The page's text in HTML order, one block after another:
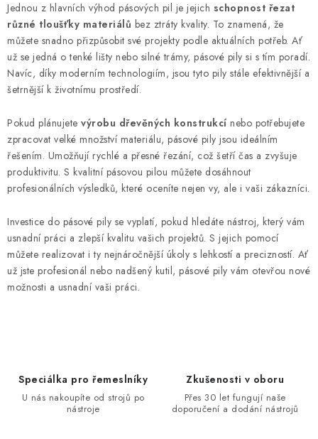
ý
p
i
s
u
Jednou z hlavních výhod pásových pil je jejich schopnost řezat
různé tloušťky materiálů bez ztráty kvality. To znamená, že
můžete snadno přizpůsobit své projekty podle aktuálních potřeb. Ať
už se jedná o tenké lišty nebo silné trámy, pásové pily si s tím poradí.
Navíc, díky moderním technologiím, jsou tyto pily stále efektivnější a
šetrnější k životnímu prostředí.
Pokud plánujete výrobu dřevěných konstrukcí nebo potřebujete
zpracovat velké množství materiálu, pásové pily jsou ideálním
řešením. Umožňují rychlé a přesné řezání, což šetří čas a zvyšuje
produktivitu. S kvalitní pásovou pilou můžete dosáhnout
profesionálních výsledků, které oceníte nejen vy, ale i vaši zákazníci.
Investice do pásové pily se vyplatí, pokud hledáte nástroj, který vám
usnadní práci a zlepší kvalitu vašich projektů. S jejich pomocí
můžete realizovat i ty nejnáročnější úkoly s lehkostí a precizností. Ať
už jste profesionál nebo nadšený kutil, pásové pily vám otevřou nové
možnosti a usnadní vaši práci.
Speciálka pro řemeslníky
U nás nakoupíte od strojů po
nástroje
Zkušenosti v oboru
Přes 30 let fungují naše
doporučení a dodání nástrojů